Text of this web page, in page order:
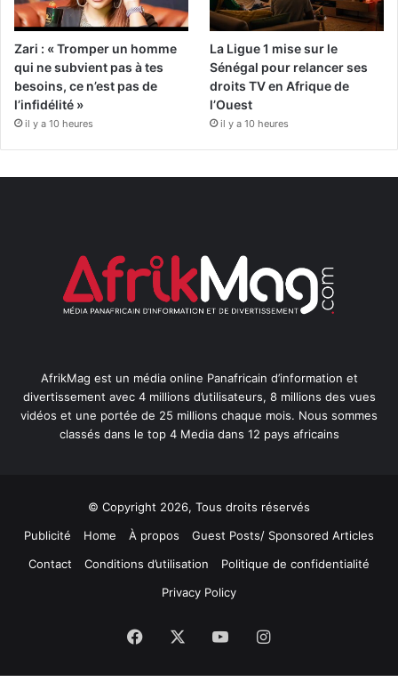
Zari : « Tromper un homme
qui ne subvient pas à tes
besoins, ce n’est pas de
l’infidélité »
il y a 10 heures
La Ligue 1 mise sur le
Sénégal pour relancer ses
droits TV en Afrique de
l’Ouest
il y a 10 heures
AfrikMag est un média online Panafricain d’information et
divertissement avec 4 millions d’utilisateurs, 8 millions des vues
vidéos et une portée de 25 millions chaque mois. Nous sommes
classés dans le top 4 Media dans 12 pays africains
© Copyright 2026, Tous droits réservés
Publicité
Home À propos
Guest Posts/ Sponsored Articles
Contact
Conditions d’utilisation
Politique de confidentialité
Privacy Policy
Facebook YouTubeInstagram